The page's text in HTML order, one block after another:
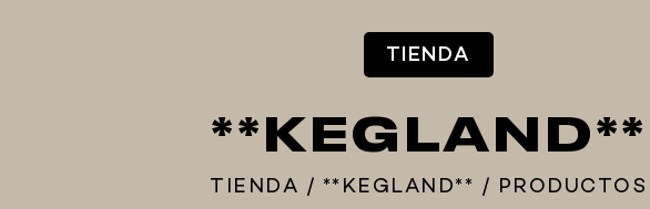
TIENDA
**KEGLAND**
TIENDA / **KEGLAND** / PRODUCTOS